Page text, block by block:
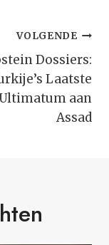
VOLGENDE
Dossiers:
Laatste
aan
Assad